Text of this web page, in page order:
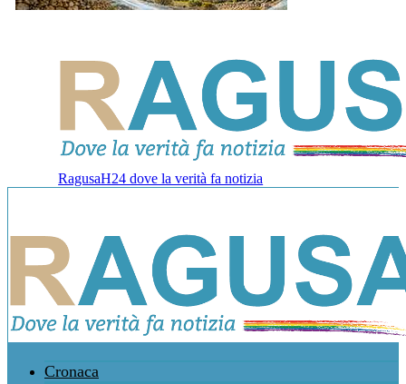
RagusaH24 dove la verità fa notizia
Cronaca